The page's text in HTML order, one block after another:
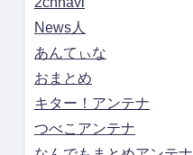
News人
あんてぃな
おまとめ
キター！アンテナ
つべこアンテナ